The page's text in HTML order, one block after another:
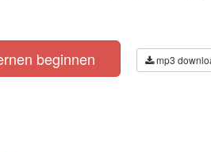
beginnen mp3